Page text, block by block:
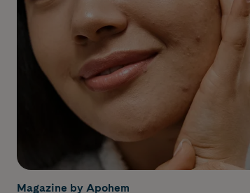
Magazine by Apohem